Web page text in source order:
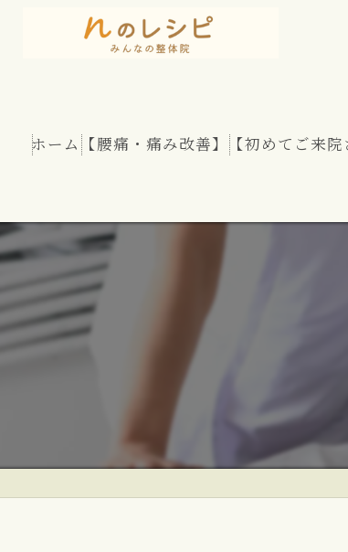
ホーム 【腰痛・痛み改善】
股関節痛
腰部脊柱管狭窄症
腰のヘルニア（椎間板ヘルニア）
反り腰・姿勢改善
【初めてご来院